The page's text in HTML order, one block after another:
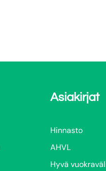
Asiakirjat
Hinnasto
AHVL
Hyvä